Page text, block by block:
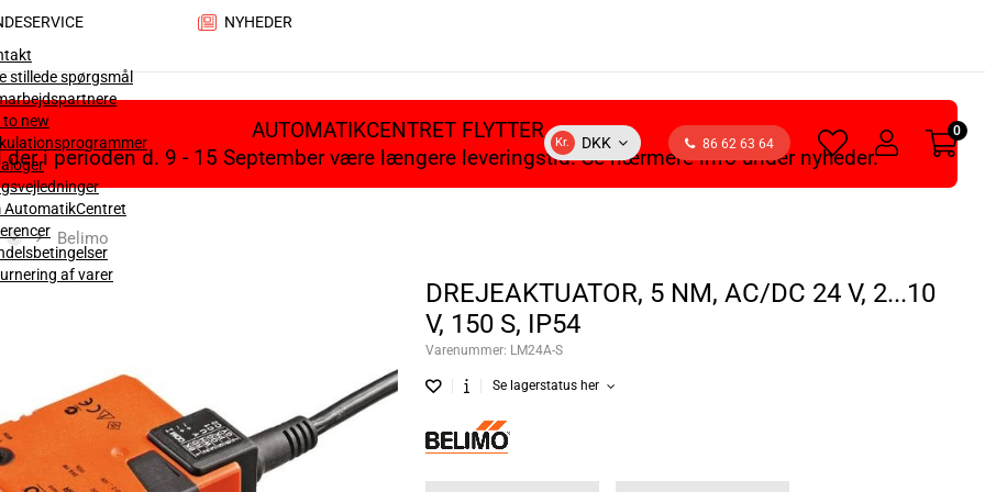
stillede spørgsmål
to new
AutomatikCentret
af varer
NYHEDER
Kr. DKK 86 62 63 64
heart
light
light
0
AUTOMATIKCENTRET FLYTTER
der i perioden d. 9 - 15 September være længere leveringstid. Se nærmere info under nyheder.
Belimo
DREJEAKTUATOR, 5 NM, AC/DC 24 V, 2...10
V, 150 S, IP54
Varenummer: LM24A-S
Se lagerstatus her